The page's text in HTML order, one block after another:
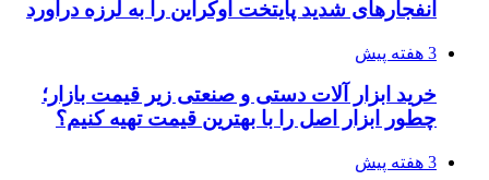
انفجارهای شدید پایتخت اوکراین را به لرزه درآورد
3 هفته پیش
خرید ابزار آلات دستی و صنعتی زیر قیمت بازار؛
چطور ابزار اصل را با بهترین قیمت تهیه کنیم؟
3 هفته پیش